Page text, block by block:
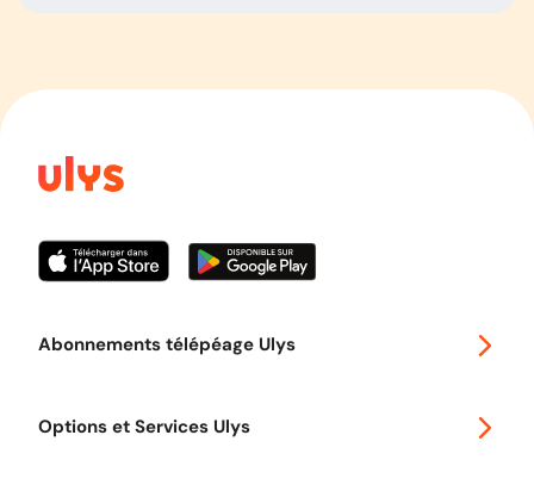
Abonnements télépéage Ulys
Options et Services Ulys